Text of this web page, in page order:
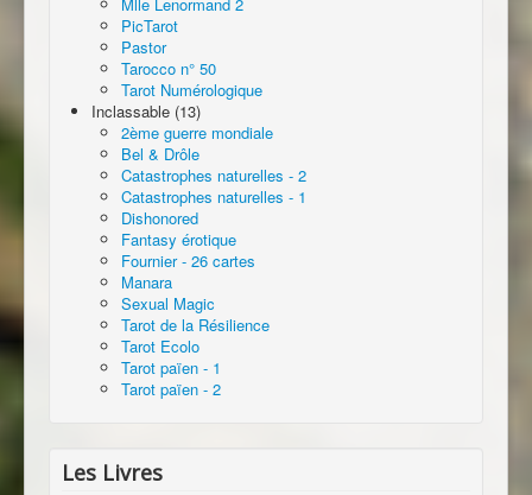
Mlle Lenormand 2
PicTarot
Pastor
Tarocco n° 50
Tarot Numérologique
Inclassable (13)
2ème guerre mondiale
Bel & Drôle
Catastrophes naturelles - 2
Catastrophes naturelles - 1
Dishonored
Fantasy érotique
Fournier - 26 cartes
Manara
Sexual Magic
Tarot de la Résilience
Tarot Ecolo
Tarot païen - 1
Tarot païen - 2
Les Livres